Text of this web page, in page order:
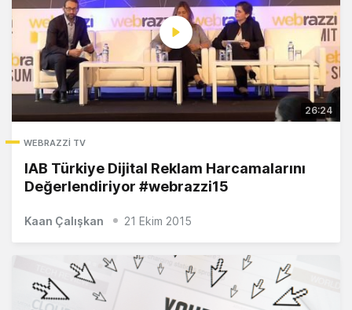
WEBRAZZI TV
IAB Türkiye Dijital Reklam Harcamalarını
Değerlendiriyor #webrazzi15
26:24
Kaan Çalışkan 21 Ekim 2015